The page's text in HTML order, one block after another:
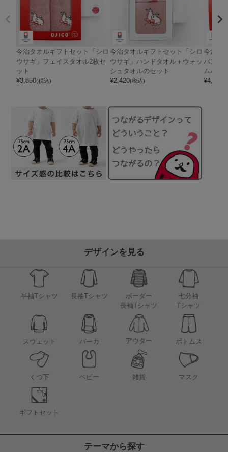
今治タオルギフトセット「シロ
ウサギ」フェイスタオル2枚セ
ット
¥3,850(税込)
今治タオルギフトセット「シロ
ウサギ」ハンドタオル＋ウォッ
シュタオルのセット
¥2,420(税込)
今治タ
パンダ
ムバス
¥4,950
デザインを見る
半袖Tシャツ 長袖Tシャツ
ボーダー
長袖Tシャツ
七分袖
Tシャツ
スウェット パーカ アウター ボトムス
くつ下 ベビー 雑貨 マスク
ギフトセット
テーマから探す